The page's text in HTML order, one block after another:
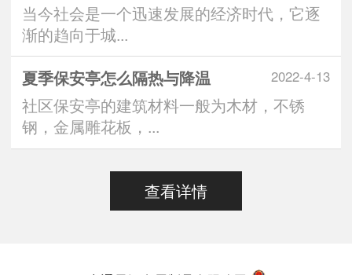
当今社会是一个迅速发展的经济时代，它逐
渐的趋向于城...
2022-4-13
夏季保安亭怎么隔热与降温
社区保安亭的建筑材料一般为木材，不锈
钢，金属雕花板，...
查看详情